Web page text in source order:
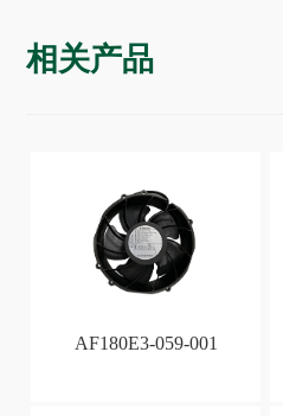
相关产品
AF180E3-059-001